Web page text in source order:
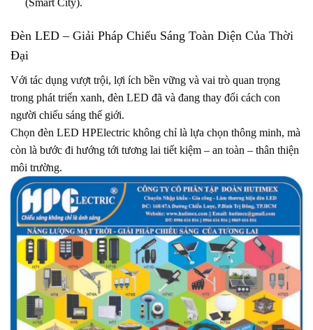
(Smart City).
Đèn LED – Giải Pháp Chiếu Sáng Toàn Diện Của Thời
Đại
Với tác dụng vượt trội, lợi ích bền vững và vai trò quan trọng
trong phát triển xanh, đèn LED đã và đang thay đổi cách con
người chiếu sáng thế giới.
Chọn đèn LED HPElectric không chỉ là lựa chọn thông minh, mà
còn là bước đi hướng tới tương lai tiết kiệm – an toàn – thân thiện
môi trường.